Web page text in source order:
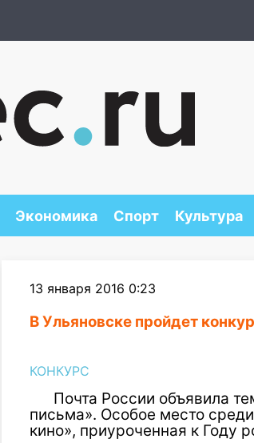
Экономика Спорт Культура
13 января 2016 0:23
В Ульяновске пройдет
КОНКУРС
Почта России объявила
письма». Особое место
кино», приуроченная к Году